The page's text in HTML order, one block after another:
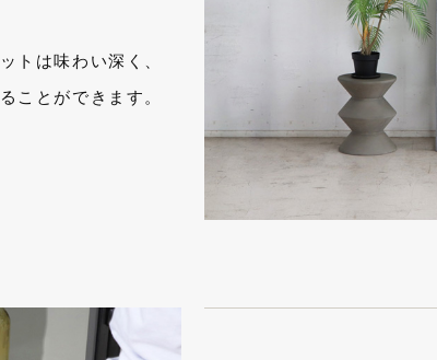
トは味わい深く、
ことができます。